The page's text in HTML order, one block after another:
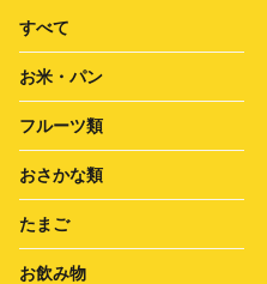
すべて
お米・パン
フルーツ類
おさかな類
たまご
お飲み物